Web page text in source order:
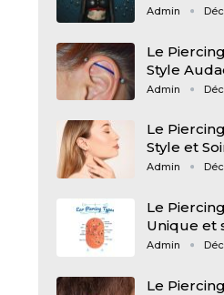
Admin
Le
Style
Admin
Le
Style et
Admin
Le
Unique et
Admin
Le